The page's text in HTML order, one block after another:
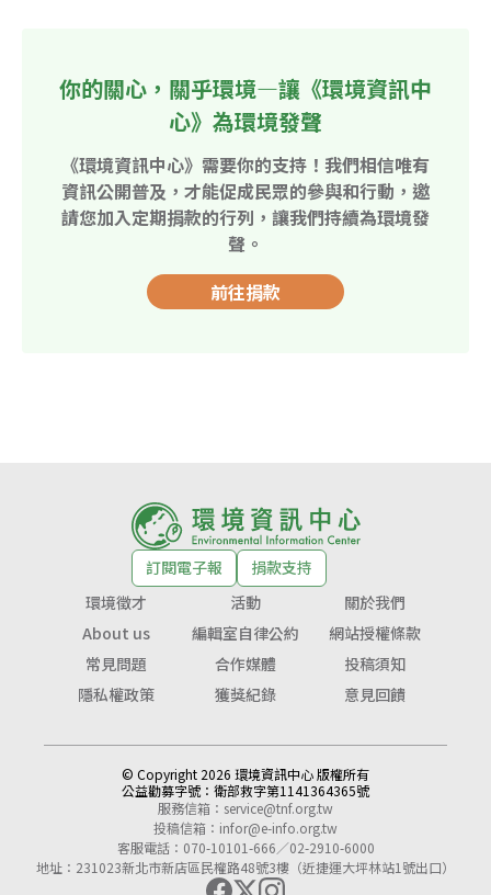
你的關心，關乎環境—讓《環境資訊中
心》為環境發聲
《環境資訊中心》需要你的支持！我們相信唯有
資訊公開普及，才能促成民眾的參與和行動，邀
請您加入定期捐款的行列，讓我們持續為環境發
聲。
前往捐款
訂閱電子報
捐款支持
環境徵才
活動
關於我們
About us
編輯室自律公約
網站授權條款
常見問題
合作媒體
投稿須知
隱私權政策
獲獎紀錄 意見回饋
© Copyright 2026 環境資訊中心 版權所有
公益勸募字號： 衛部救字第1141364365號
服務信箱： service@tnf.org.tw
投稿信箱： infor@e-info.org.tw
客服電話：070-10101-666／02-2910-6000
地址：231023新北市新店區民權路48號3樓（近捷運大坪林站1號出口）